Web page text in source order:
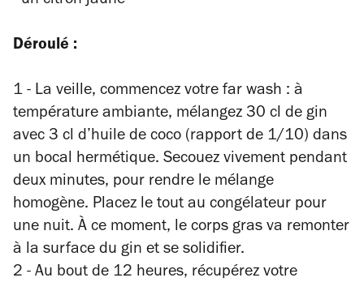
Déroulé :
1 - La veille, commencez votre far wash : à
température ambiante, mélangez 30 cl de gin
avec 3 cl d’huile de coco (rapport de 1/10) dans
un bocal hermétique. Secouez vivement pendant
deux minutes, pour rendre le mélange
homogène. Placez le tout au congélateur pour
une nuit. À ce moment, le corps gras va remonter
à la surface du gin et se solidifier.
2 - Au bout de 12 heures, récupérez votre